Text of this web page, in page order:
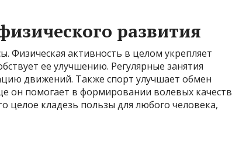
развития
Физическая активность в целом укрепляет
ее улучшению. Регулярные занятия
движений. Также спорт улучшает обмен
он помогает в формировании волевых качеств
целое кладезь пользы для любого человека,